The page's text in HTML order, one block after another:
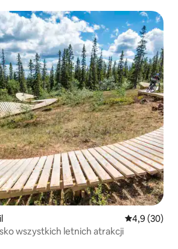
Średnia
4,9 (30)
wszystkich letnich atrakcji